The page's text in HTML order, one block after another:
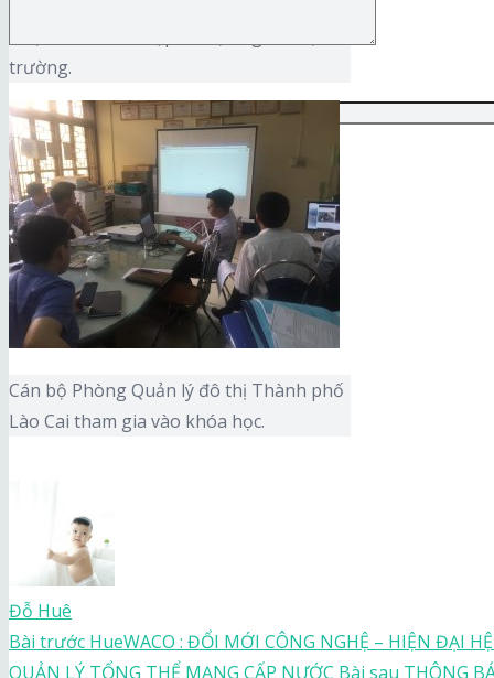
Mã giới thiệu :
ĐĂNG NHẬP
trường.
Cán bộ Phòng Quản lý đô thị Thành phố
Lào Cai tham gia vào khóa học.
Đỗ Huê
Bài trước HueWACO : ĐỔI MỚI CÔNG NGHỆ – HIỆN ĐẠI
QUẢN LÝ TỔNG THỂ MẠNG CẤP NƯỚC Bài sau THÔNG